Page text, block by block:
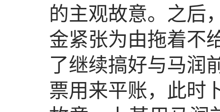
的主观故意。之后
金紧张为由拖着不
了继续搞好与马润
票用来平账，此时